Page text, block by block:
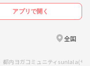
アプリで開く
全国
都内ヨガコミュニティsunlala(サ